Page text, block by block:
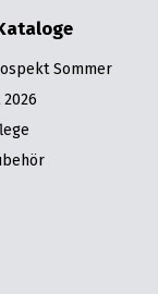
Sommer